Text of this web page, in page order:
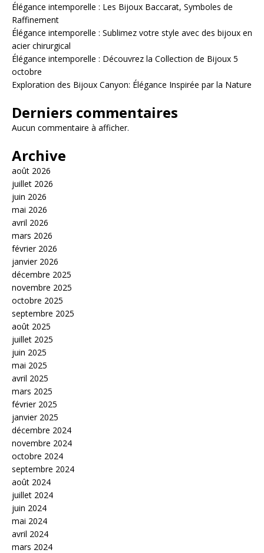
Élégance intemporelle : Les Bijoux Baccarat, Symboles de
Raffinement
Élégance intemporelle : Sublimez votre style avec des bijoux en
acier chirurgical
Élégance intemporelle : Découvrez la Collection de Bijoux 5
octobre
Exploration des Bijoux Canyon: Élégance Inspirée par la Nature
Derniers commentaires
Aucun commentaire à afficher.
Archive
août 2026
juillet 2026
juin 2026
mai 2026
avril 2026
mars 2026
février 2026
janvier 2026
décembre 2025
novembre 2025
octobre 2025
septembre 2025
août 2025
juillet 2025
juin 2025
mai 2025
avril 2025
mars 2025
février 2025
janvier 2025
décembre 2024
novembre 2024
octobre 2024
septembre 2024
août 2024
juillet 2024
juin 2024
mai 2024
avril 2024
mars 2024